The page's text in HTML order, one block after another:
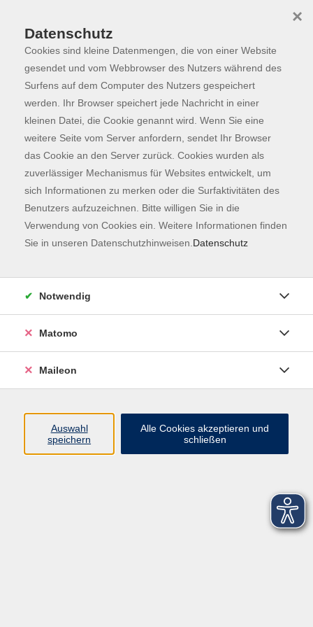
Skip to main content
Programm
Der Kurs konnte nicht gefunden werden.
Kontaktformular
Impressum
AGB
Datenschutzerklärung
Datenschutz
Cookies sind kleine Datenmengen, die von einer Website
gesendet und vom Webbrowser des Nutzers während des
Surfens auf dem Computer des Nutzers gespeichert
werden. Ihr Browser speichert jede Nachricht in einer
kleinen Datei, die Cookie genannt wird. Wenn Sie eine
weitere Seite vom Server anfordern, sendet Ihr Browser
das Cookie an den Server zurück. Cookies wurden als
zuverlässiger Mechanismus für Websites entwickelt, um
sich Informationen zu merken oder die Surfaktivitäten des
Benutzers aufzuzeichnen. Bitte willigen Sie in die
Verwendung von Cookies ein. Weitere Informationen finden
Sie in unseren Datenschutzhinweisen. Datenschutz
×
Notwendig
Matomo
Maileon
Auswahl
speichern
Alle Cookies akzeptieren und
schließen